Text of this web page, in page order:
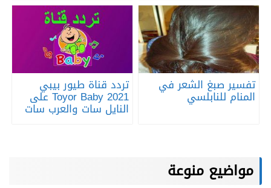
تفسير صبغ الشعر في
المنام للنابلسي
تردد قناة طيور بيبي
Toyor Baby 2021 على
النايل سات والعرب سات
مواضيع منوعة